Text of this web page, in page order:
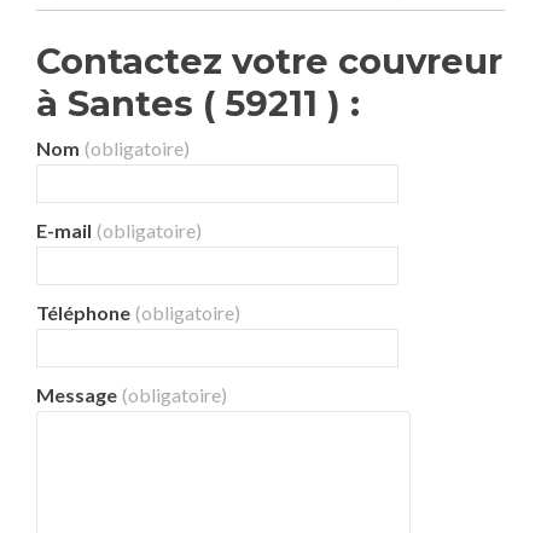
Contactez votre couvreur
à Santes ( 59211 ) :
Nom (obligatoire)
E-mail (obligatoire)
Téléphone (obligatoire)
Message (obligatoire)